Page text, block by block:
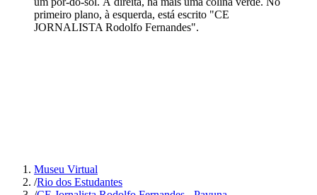
primeiro plano, à esquerda, está escrito "CE
JORNALISTA Rodolfo Fernandes".
Museu Virtual
/Rio dos Estudantes